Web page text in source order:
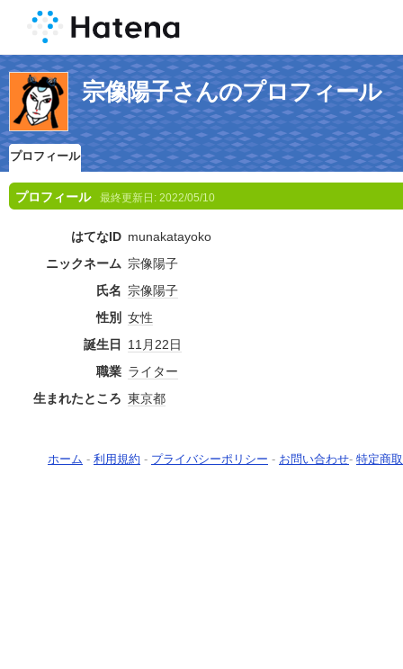
宗像陽子さんのプロフィール
プロフィール
プロフィール 最終更新日: 2022/05/10
はてなID munakatayoko
ニックネーム 宗像陽子
氏名 宗像陽子
性別
女性
誕生日
11月22日
職業 ライター
生まれたところ 東京都
ホーム - 利用規約 - プライバシーポリシー - お問い合わせ- 特定商